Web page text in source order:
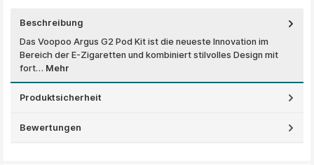
Beschreibung
Das Voopoo Argus G2 Pod Kit ist die neueste Innovation im
Bereich der E-Zigaretten und kombiniert stilvolles Design mit
fort… Mehr
Produktsicherheit
Bewertungen